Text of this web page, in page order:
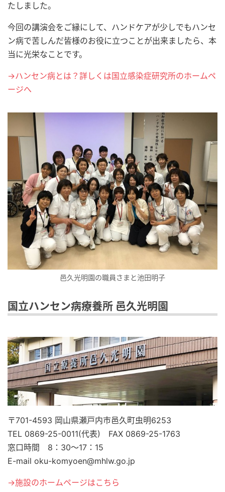
たしました。
今回の講演会をご縁にして、ハンドケアが少しでもハンセ
ン病で苦しんだ皆様のお役に立つことが出来ましたら、本
当に光栄なことです。
→ハンセン病とは？詳しくは国立感染症研究所のホームペ
ージへ
邑久光明園の職員さまと池田明子
国立ハンセン病療養所 邑久光明園
〒701-4593 岡山県瀬戸内市邑久町虫明6253
TEL 0869-25-0011(代表) FAX 0869-25-1763
窓口時間 8：30～17：15
E-mail oku-komyoen@mhlw.go.jp
→施設のホームページはこちら